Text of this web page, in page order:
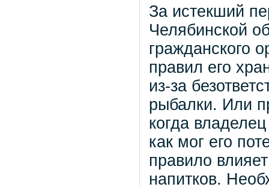
За истекший
Челябинской
гражданского
правил его
из-за
рыбалки. Или
когда
как мог его
правило
напитков.